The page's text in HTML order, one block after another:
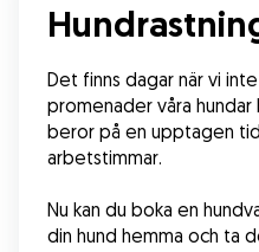
Det finns dagar när vi
promenader våra
beror på en upptagen
arbetstimmar.
Nu kan du boka en
din hund hemma och ta